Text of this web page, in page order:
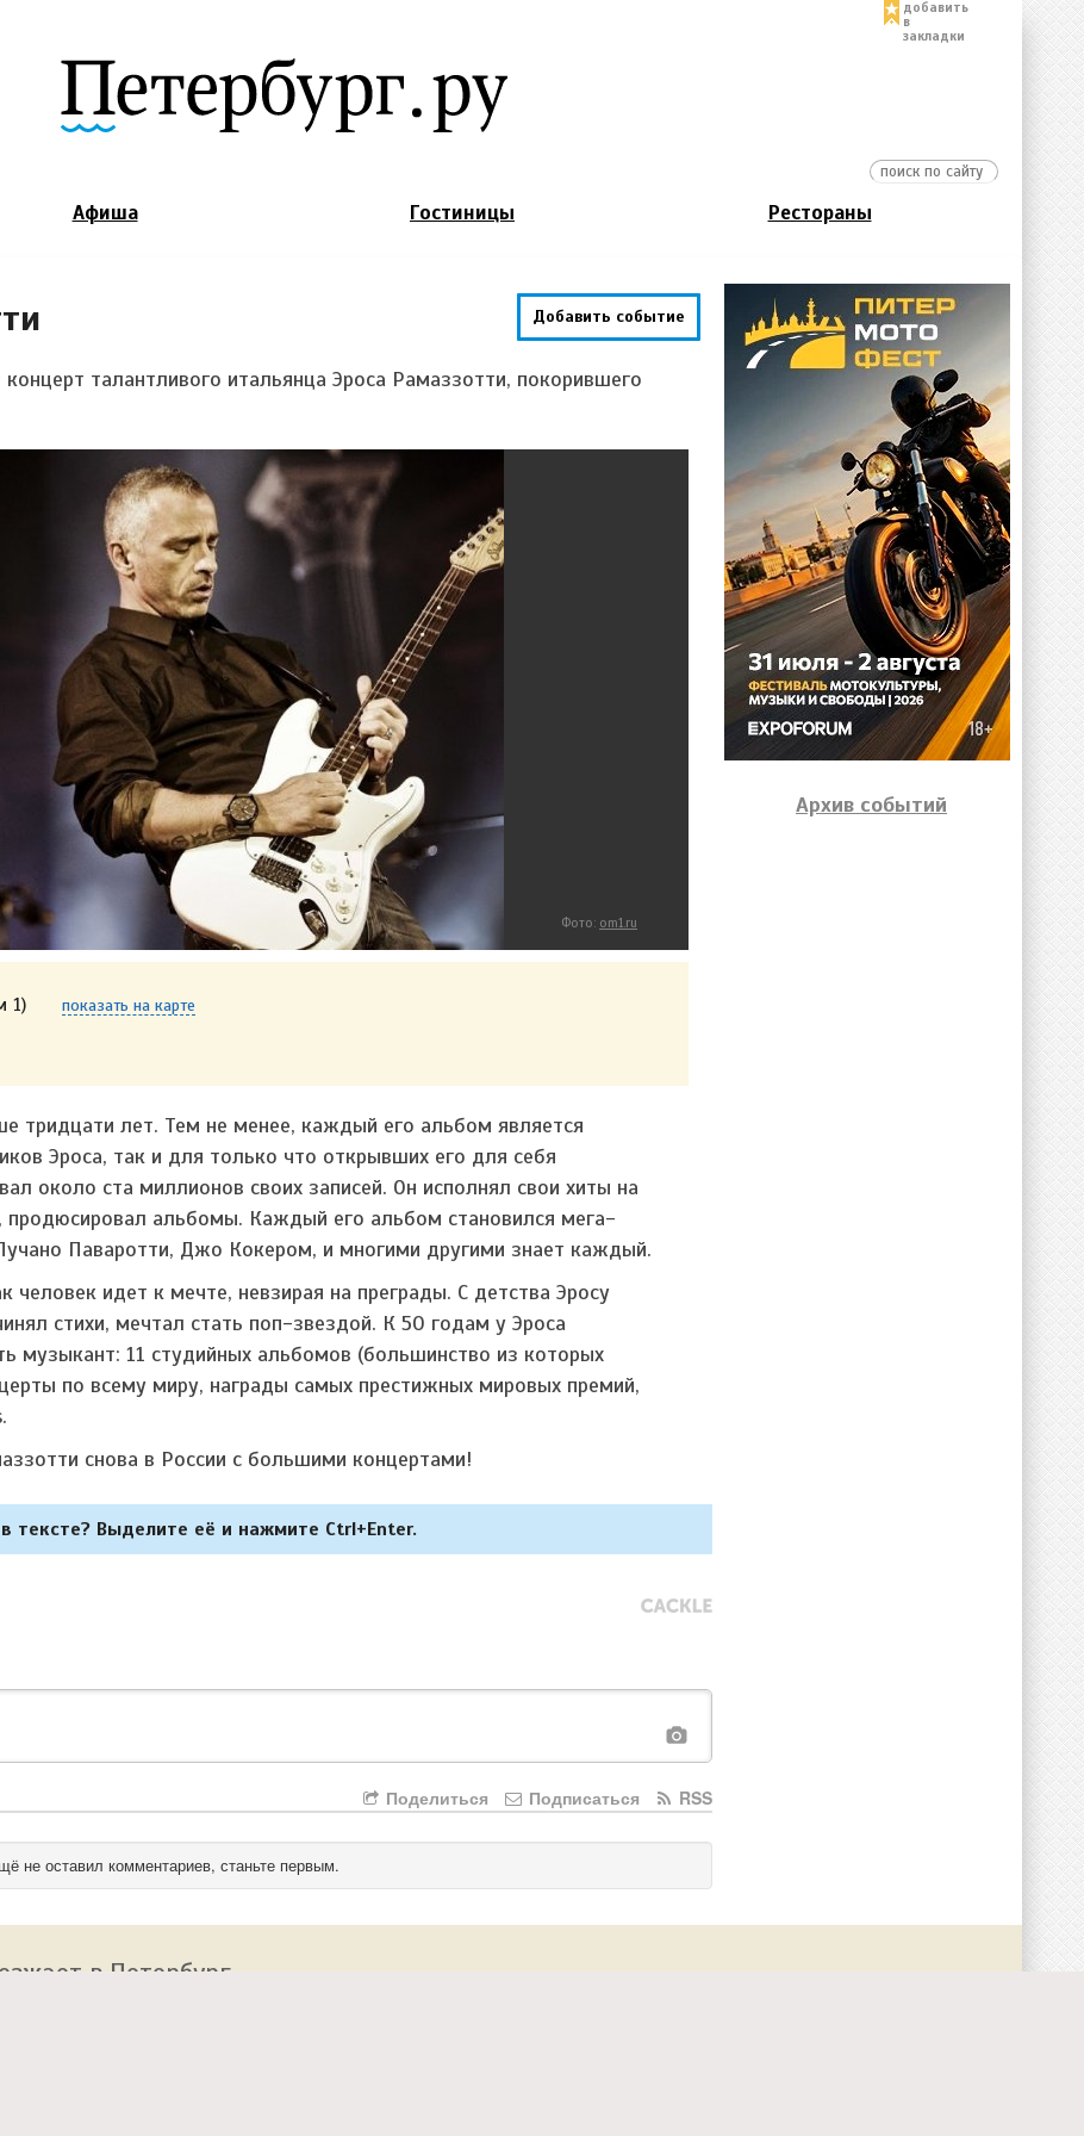
добавить
в
закладки
Афиша Гостиницы Рестораны
Добавить событие
талантливого итальянца Эроса Рамаззотти, покорившего
Фото: om1.ru
1) показать на карте
тридцати лет. Тем не менее, каждый его альбом является
Эроса, так и для только что открывших его для себя
около ста миллионов своих записей. Он исполнял свои хиты на
продюсировал альбомы. Каждый его альбом становился мега-
Паваротти, Джо Кокером, и многими другими знает каждый.
человек идет к мечте, невзирая на преграды. С детства Эросу
стихи, мечтал стать поп-звездой. К 50 годам у Эроса
музыкант: 11 студийных альбомов (большинство из которых
по всему миру, награды самых престижных мировых премий,
снова в России с большими концертами!
тексте? Выделите её и нажмите Ctrl+Enter.
RSS
Подписаться
Поделиться
не оставил комментариев, станьте первым.
Архив событий
в Петербург